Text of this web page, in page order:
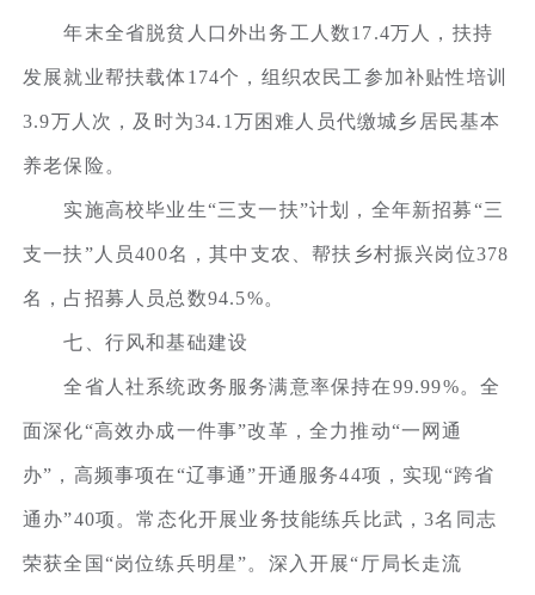
年末全省脱贫人口外出务工人数17.4万人，扶持
发展就业帮扶载体174个，组织农民工参加补贴性培训
3.9万人次，及时为34.1万困难人员代缴城乡居民基本
养老保险。
实施高校毕业生“三支一扶”计划，全年新招募“三
支一扶”人员400名，其中支农、帮扶乡村振兴岗位378
名，占招募人员总数94.5%。
七、行风和基础建设
全省人社系统政务服务满意率保持在99.99%。全
面深化“高效办成一件事”改革，全力推动“一网通
办”，高频事项在“辽事通”开通服务44项，实现“跨省
通办”40项。常态化开展业务技能练兵比武，3名同志
荣获全国“岗位练兵明星”。深入开展“厅局长走流